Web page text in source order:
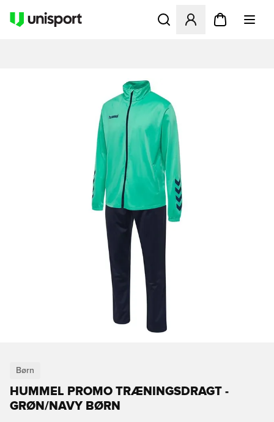
Åbner en Modal til at
Børn
HUMMEL PROMO TRÆNINGSDRAGT -
GRØN/NAVY BØRN